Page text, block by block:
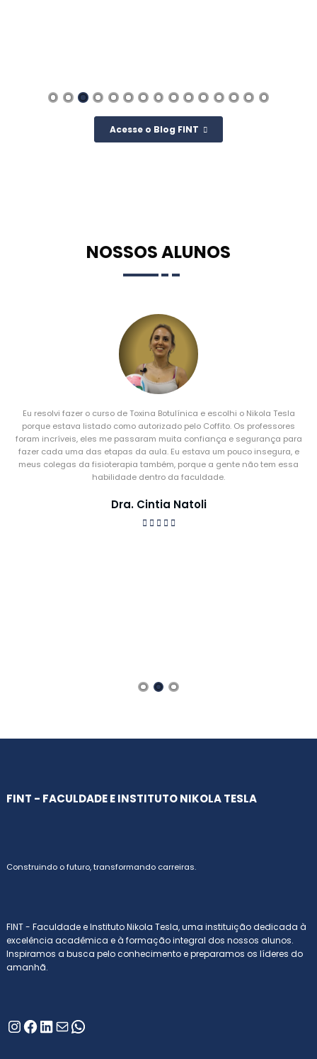
Acesse o Blog FINT
NOSSOS ALUNOS
Eu resolvi fazer o curso de Toxina Botulínica e escolhi o Nikola Tesla
porque estava listado como autorizado pelo Coffito. Os professores
foram incríveis, eles me passaram muita confiança e segurança para
fazer cada uma das etapas da aula. Eu estava um pouco insegura, e
meus colegas da fisioterapia também, porque a gente não tem essa
habilidade dentro da faculdade.
Dra. Cintia Natoli
FINT - FACULDADE E INSTITUTO NIKOLA TESLA
Construindo o futuro, transformando carreiras.
FINT - Faculdade e Instituto Nikola Tesla, uma instituição dedicada à
excelência acadêmica e à formação integral dos nossos alunos.
Inspiramos a busca pelo conhecimento e preparamos os líderes do
amanhã.
Instagram
Facebook
LinkedIn
E-mailWhatsApp